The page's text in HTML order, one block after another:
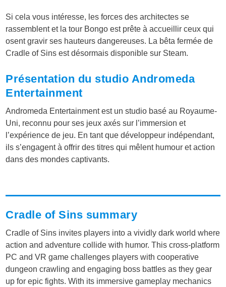
Si cela vous intéresse, les forces des architectes se
rassemblent et la tour Bongo est prête à accueillir ceux qui
osent gravir ses hauteurs dangereuses. La bêta fermée de
Cradle of Sins est désormais disponible sur Steam.
Présentation du studio Andromeda
Entertainment
Andromeda Entertainment est un studio basé au Royaume-
Uni, reconnu pour ses jeux axés sur l’immersion et
l’expérience de jeu. En tant que développeur indépendant,
ils s’engagent à offrir des titres qui mêlent humour et action
dans des mondes captivants.
Cradle of Sins summary
Cradle of Sins invites players into a vividly dark world where
action and adventure collide with humor. This cross-platform
PC and VR game challenges players with cooperative
dungeon crawling and engaging boss battles as they gear
up for epic fights. With its immersive gameplay mechanics